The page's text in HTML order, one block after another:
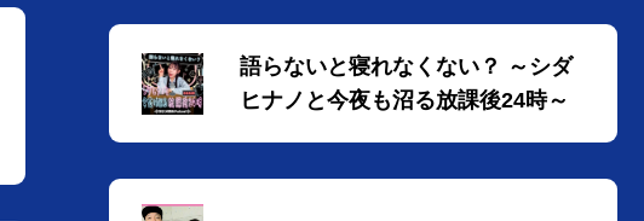
語らないと寝れなくない？ ～シダ
ヒナノと今夜も沼る放課後24時～